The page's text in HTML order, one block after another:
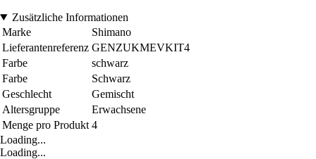
Zusätzliche Informationen
Marke
Shimano
Lieferantenreferenz GENZUKMEVKIT4
Farbe
schwarz
Farbe
Schwarz
Geschlecht
Gemischt
Altersgruppe
Erwachsene
Menge pro Produkt 4
Loading...
Loading...